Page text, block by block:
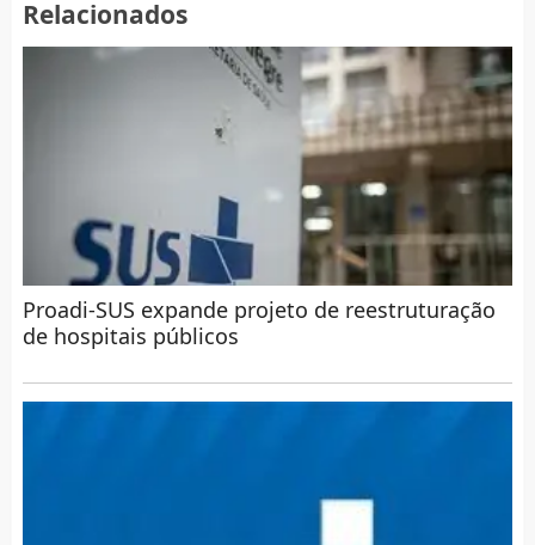
Relacionados
Proadi-SUS expande projeto de reestruturação
de hospitais públicos